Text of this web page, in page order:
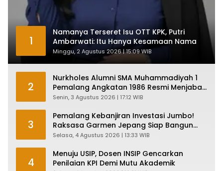
1
Namanya Terseret Isu OTT KPK, Putri
Ambarwati: Itu Hanya Kesamaan Nama
Minggu, 2 Agustus 2026 | 15:09 WIB
2
Nurkholes Alumni SMA Muhammadiyah 1
Pemalang Angkatan 1986 Resmi Menjabat
Plt Bupati, Inilah Pesan Ketua Asmam 86
Senin, 3 Agustus 2026 | 17:12 WIB
3
Pemalang Kebanjiran Investasi Jumbo!
Raksasa Garmen Jepang Siap Bangun
Pabrik dan Serap Ribuan Tenaga Kerja
Selasa, 4 Agustus 2026 | 13:33 WIB
4
Menuju USIP, Dosen INSIP Gencarkan
Penilaian KPI Demi Mutu Akademik